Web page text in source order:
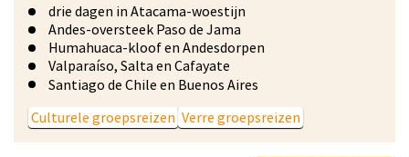
drie dagen in Atacama-woestijn
Andes-oversteek Paso de Jama
Humahuaca-kloof en Andesdorpen
Valparaíso, Salta en Cafayate
Santiago de Chile en Buenos Aires
Culturele groepsreizen Verre groepsreizen